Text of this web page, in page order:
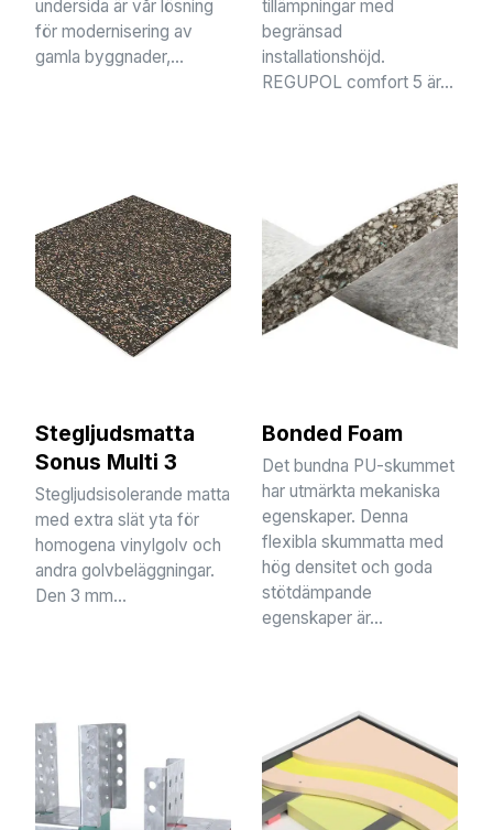
undersida är vår lösning
för modernisering av
gamla byggnader,...
tillämpningar med
begränsad
installationshöjd.
REGUPOL comfort 5 är...
Stegljudsmatta
Sonus Multi 3
Stegljudsisolerande matta
med extra slät yta för
homogena vinylgolv och
andra golvbeläggningar.
Den 3 mm...
Bonded Foam
Det bundna PU-skummet
har utmärkta mekaniska
egenskaper. Denna
flexibla skummatta med
hög densitet och goda
stötdämpande
egenskaper är...